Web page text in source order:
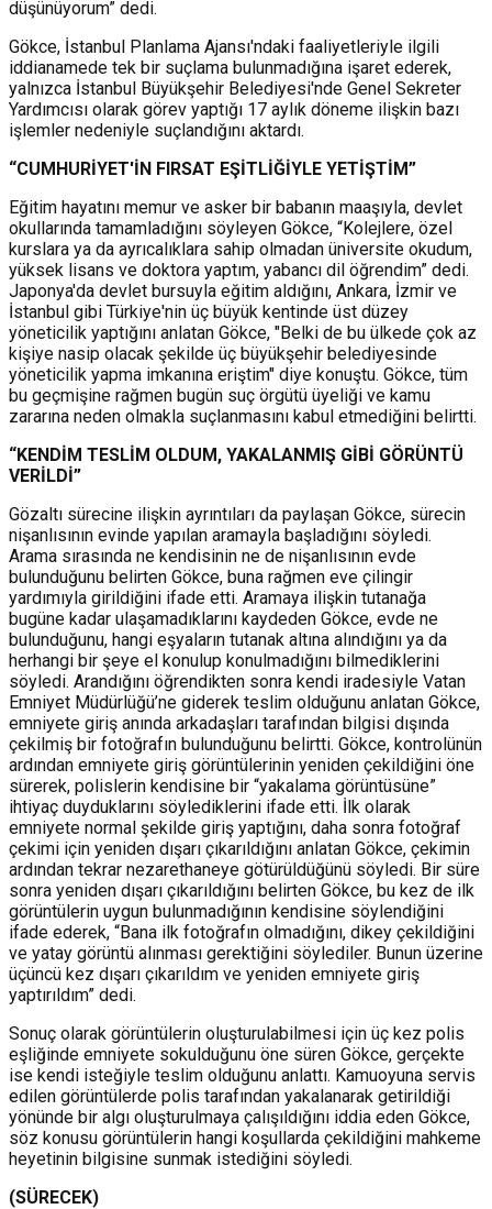
düşünüyorum” dedi.
Gökce, İstanbul Planlama Ajansı'ndaki faaliyetleriyle ilgili
iddianamede tek bir suçlama bulunmadığına işaret ederek,
yalnızca İstanbul Büyükşehir Belediyesi'nde Genel Sekreter
Yardımcısı olarak görev yaptığı 17 aylık döneme ilişkin bazı
işlemler nedeniyle suçlandığını aktardı.
“CUMHURİYET'İN FIRSAT EŞİTLİĞİYLE YETİŞTİM”
Eğitim hayatını memur ve asker bir babanın maaşıyla, devlet
okullarında tamamladığını söyleyen Gökce, “Kolejlere, özel
kurslara ya da ayrıcalıklara sahip olmadan üniversite okudum,
yüksek lisans ve doktora yaptım, yabancı dil öğrendim” dedi.
Japonya'da devlet bursuyla eğitim aldığını, Ankara, İzmir ve
İstanbul gibi Türkiye'nin üç büyük kentinde üst düzey
yöneticilik yaptığını anlatan Gökce, "Belki de bu ülkede çok az
kişiye nasip olacak şekilde üç büyükşehir belediyesinde
yöneticilik yapma imkanına eriştim" diye konuştu. Gökce, tüm
bu geçmişine rağmen bugün suç örgütü üyeliği ve kamu
zararına neden olmakla suçlanmasını kabul etmediğini belirtti.
“KENDİM TESLİM OLDUM, YAKALANMIŞ GİBİ GÖRÜNTÜ
VERİLDİ”
Gözaltı sürecine ilişkin ayrıntıları da paylaşan Gökce, sürecin
nişanlısının evinde yapılan aramayla başladığını söyledi.
Arama sırasında ne kendisinin ne de nişanlısının evde
bulunduğunu belirten Gökce, buna rağmen eve çilingir
yardımıyla girildiğini ifade etti. Aramaya ilişkin tutanağa
bugüne kadar ulaşamadıklarını kaydeden Gökce, evde ne
bulunduğunu, hangi eşyaların tutanak altına alındığını ya da
herhangi bir şeye el konulup konulmadığını bilmediklerini
söyledi. Arandığını öğrendikten sonra kendi iradesiyle Vatan
Emniyet Müdürlüğü’ne giderek teslim olduğunu anlatan Gökce,
emniyete giriş anında arkadaşları tarafından bilgisi dışında
çekilmiş bir fotoğrafın bulunduğunu belirtti. Gökce, kontrolünün
ardından emniyete giriş görüntülerinin yeniden çekildiğini öne
sürerek, polislerin kendisine bir “yakalama görüntüsüne”
ihtiyaç duyduklarını söylediklerini ifade etti. İlk olarak
emniyete normal şekilde giriş yaptığını, daha sonra fotoğraf
çekimi için yeniden dışarı çıkarıldığını anlatan Gökce, çekimin
ardından tekrar nezarethaneye götürüldüğünü söyledi. Bir süre
sonra yeniden dışarı çıkarıldığını belirten Gökce, bu kez de ilk
görüntülerin uygun bulunmadığının kendisine söylendiğini
ifade ederek, “Bana ilk fotoğrafın olmadığını, dikey çekildiğini
ve yatay görüntü alınması gerektiğini söylediler. Bunun üzerine
üçüncü kez dışarı çıkarıldım ve yeniden emniyete giriş
yaptırıldım” dedi.
Sonuç olarak görüntülerin oluşturulabilmesi için üç kez polis
eşliğinde emniyete sokulduğunu öne süren Gökce, gerçekte
ise kendi isteğiyle teslim olduğunu anlattı. Kamuoyuna servis
edilen görüntülerde polis tarafından yakalanarak getirildiği
yönünde bir algı oluşturulmaya çalışıldığını iddia eden Gökce,
söz konusu görüntülerin hangi koşullarda çekildiğini mahkeme
heyetinin bilgisine sunmak istediğini söyledi.
(SÜRECEK)